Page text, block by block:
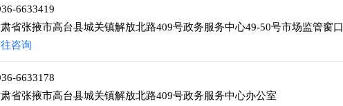
6633419
省张掖市高台县城关镇解放北路409号政务服务中心49-50号市场监管窗口
咨询
6633178
省张掖市高台县城关镇解放北路409号政务服务中心办公室